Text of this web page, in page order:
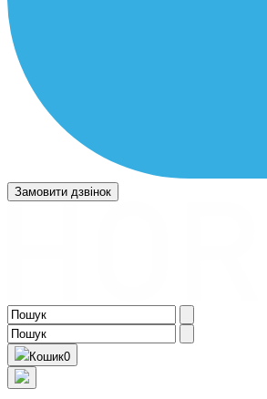
Замовити дзвінок
Кошик0